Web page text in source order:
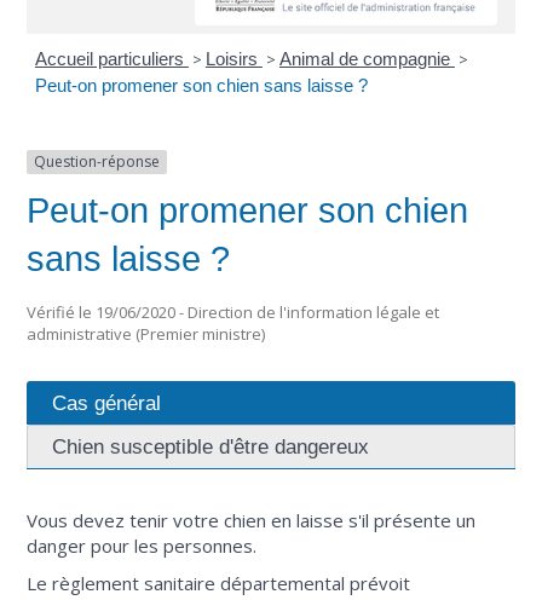
Accueil particuliers > Loisirs > Animal de compagnie >
Peut-on promener son chien sans laisse ?
Question-réponse
Peut-on promener son chien
sans laisse ?
Vérifié le 19/06/2020 - Direction de l'information légale et
administrative (Premier ministre)
Cas général
Chien susceptible d'être dangereux
Vous devez tenir votre chien en laisse s'il présente un
danger pour les personnes.
Le règlement sanitaire départemental prévoit